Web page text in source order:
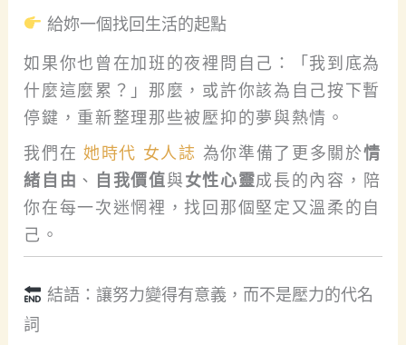
給妳一個找回生活的起點
如果你也曾在加班的夜裡問自己：「我到底為
什麼這麼累？」那麼，或許你該為自己按下暫
停鍵，重新整理那些被壓抑的夢與熱情。
我們在 她時代 女人誌 為你準備了更多關於情
緒自由 、 自我價值與女性心靈成長的內容，陪
你在每一次迷惘裡，找回那個堅定又溫柔的自
己。
結語：讓努力變得有意義，而不是壓力的代名
詞